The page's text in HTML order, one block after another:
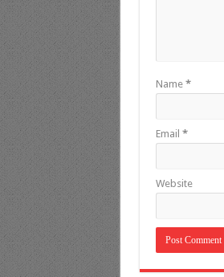
Name *
Email *
Website